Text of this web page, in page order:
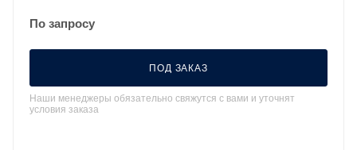
По запросу
ПОД ЗАКАЗ
Наши менеджеры обязательно свяжутся с вами и уточнят
условия заказа